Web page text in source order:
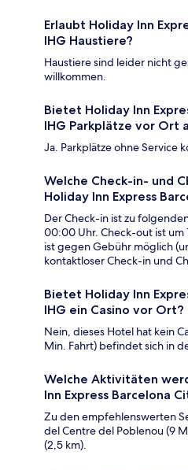
Erlaubt Holiday Inn
IHG Haustiere?
Haustiere sind leider nicht
willkommen.
Bietet Holiday Inn
IHG Parkplätze vor Ort
Ja. Parkplätze ohne Service
Welche Check-in- und
Holiday Inn Express
Der Check-in ist zu
00:00 Uhr. Check-out ist um
ist gegen Gebühr möglich
kontaktloser Check-in und
Bietet Holiday Inn
IHG ein Casino vor Ort?
Nein, dieses Hotel hat kein
Min. Fahrt) befindet sich in
Welche Aktivitäten
Inn Express Barcelona
Zu den empfehlenswerten
del Centre del Poblenou (9
(2,5 km).